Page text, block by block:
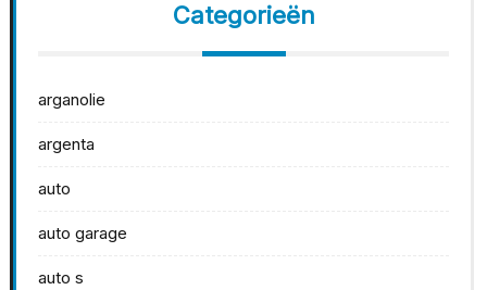
Categorieën
arganolie
argenta
auto
auto garage
auto s